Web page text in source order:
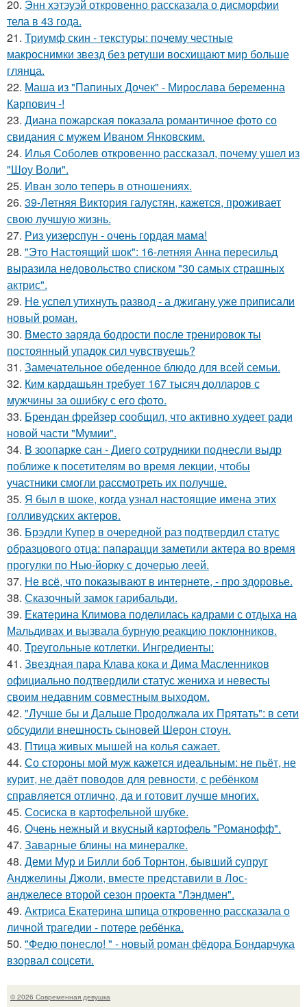
20. Энн хэтэуэй откровенно рассказала о дисморфии
тела в 43 года.
21. Триумф скин - текстуры: почему честные
макроснимки звезд без ретуши восхищают мир больше
глянца.
22. Маша из "Папиных Дочек" - Мирослава беременна
Карпович -!
23. Диана пожарская показала романтичное фото со
свидания с мужем Иваном Янковским.
24. Илья Соболев откровенно рассказал, почему ушел из
"Шоу Воли".
25. Иван золо теперь в отношениях.
26. 39-Летняя Виктория галустян, кажется, проживает
свою лучшую жизнь.
27. Риз уизерспун - очень гордая мама!
28. "Это Настоящий шок": 16-летняя Анна пересильд
выразила недовольство списком "30 самых страшных
актрис".
29. Не успел утихнуть развод - а джигану уже приписали
новый роман.
30. Вместо заряда бодрости после тренировок ты
постоянный упадок сил чувствуешь?
31. Замечательное обеденное блюдо для всей семьи.
32. Ким кардашьян требует 167 тысяч долларов с
мужчины за ошибку с его фото.
33. Брендан фрейзер сообщил, что активно худеет ради
новой части "Мумии".
34. В зоопарке сан - Диего сотрудники поднесли выдр
поближе к посетителям во время лекции, чтобы
участники смогли рассмотреть их получше.
35. Я был в шоке, когда узнал настоящие имена этих
голливудских актеров.
36. Брэдли Купер в очередной раз подтвердил статус
образцового отца: папарацци заметили актера во время
прогулки по Нью-йорку с дочерью леей.
37. Не всё, что показывают в интернете, - про здоровье.
38. Сказочный замок гарибальди.
39. Екатерина Климова поделилась кадрами с отдыха на
Мальдивах и вызвала бурную реакцию поклонников.
40. Треугольные котлетки. Ингредиенты:
41. Звездная пара Клава кока и Дима Масленников
официально подтвердили статус жениха и невесты
своим недавним совместным выходом.
42. "Лучше бы и Дальше Продолжала их Прятать": в сети
обсудили внешность сыновей Шерон стоун.
43. Птица живых мышей на колья сажает.
44. Со стороны мой муж кажется идеальным: не пьёт, не
курит, не даёт поводов для ревности, с ребёнком
справляется отлично, да и готовит лучше многих.
45. Сосиска в картофельной шубке.
46. Очень нежный и вкусный картофель "Романофф".
47. Заварные блины на минералке.
48. Деми Мур и Билли боб Торнтон, бывший супруг
Анджелины Джоли, вместе представили в Лос-
анджелесе второй сезон проекта "Лэндмен".
49. Актриса Екатерина шпица откровенно рассказала о
личной трагедии - потере ребёнка.
50. "Федю понесло! " - новый роман фёдора Бондарчука
взорвал соцсети.
© 2026 Современная девушка